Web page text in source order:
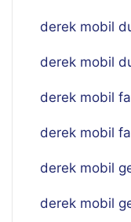
derek mobil
derek mobil
derek mobil
derek mobil
derek mobil
derek mobil